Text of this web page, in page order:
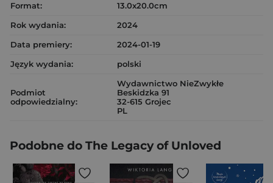
Format:
13.0x20.0cm
Rok wydania:
2024
Data premiery:
2024-01-19
Język wydania:
polski
Podmiot
odpowiedzialny:
Wydawnictwo NieZwykłe
Beskidzka 91
32-615 Grojec
PL
Podobne do The Legacy of Unloved